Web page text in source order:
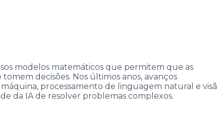
modelos matemáticos que permitem que as
decisões. Nos últimos anos, avanços
processamento de linguagem natural e
da IA de resolver problemas complexos.